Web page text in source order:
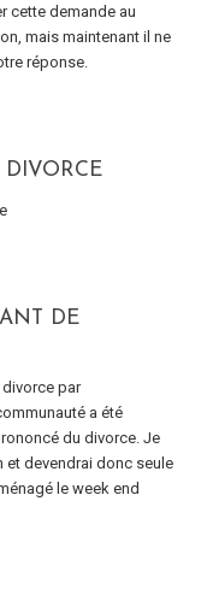
cette demande au
mais maintenant il ne
réponse.
DE
par
a été
du divorce. Je
et devendrai donc seule
le week end